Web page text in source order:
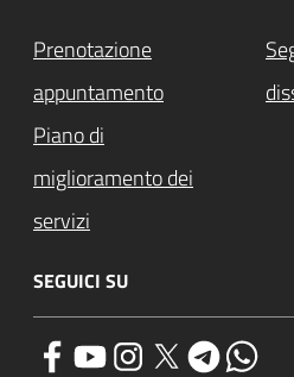
Prenotazione
appuntamento
Piano di
miglioramento dei
servizi
SEGUICI SU